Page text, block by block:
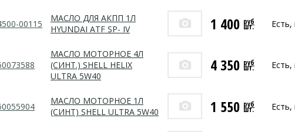
00115
МАСЛО ДЛЯ АКПП 1Л
HYUNDAI ATF SP- IV
1 400 руб
шт.
МАСЛО МОТОРНОЕ 4Л
(СИНТ.) SHELL HELIX
ULTRA 5W40
4 350 руб
шт.
МАСЛО МОТОРНОЕ 1Л
(СИНТ) SHELL ULTRA 5W40
1 550 руб
шт.